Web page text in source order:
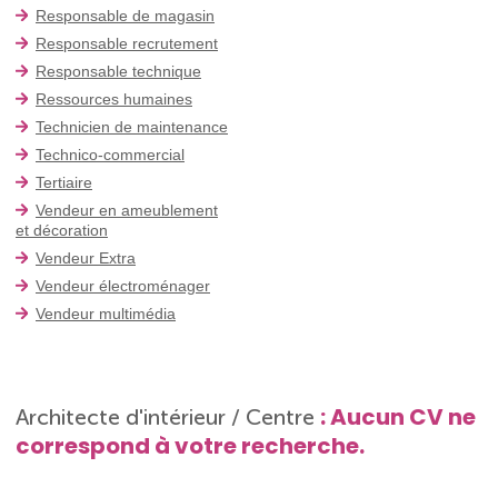
Responsable de magasin
Responsable recrutement
Responsable technique
Ressources humaines
Technicien de maintenance
Technico-commercial
Tertiaire
Vendeur en ameublement
et décoration
Vendeur Extra
Vendeur électroménager
Vendeur multimédia
Architecte d'intérieur / Centre : Aucun CV ne
correspond à votre recherche.